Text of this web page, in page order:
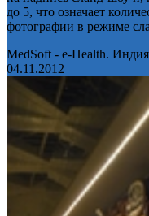
до 5, что означает
фотографии в режиме
MedSoft - e-Health.
04.11.2012